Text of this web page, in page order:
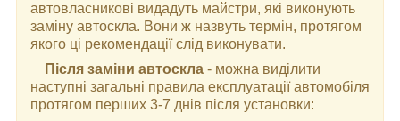
автовласникові видадуть майстри, які виконують
заміну автоскла. Вони ж назвуть термін, протягом
якого ці рекомендації слід виконувати.
Після заміни автоскла - можна виділити
наступні загальні правила експлуатації автомобіля
протягом перших 3-7 днів після установки: